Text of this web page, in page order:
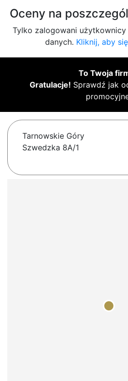
Oceny na
Tylko zalogowani
danych. Kliknij, aby
To Twoja
Gratulacje! Sprawdź jak
Tarnowskie Góry
Szwedzka 8A/1